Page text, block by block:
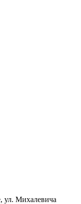
ул. Михалевича